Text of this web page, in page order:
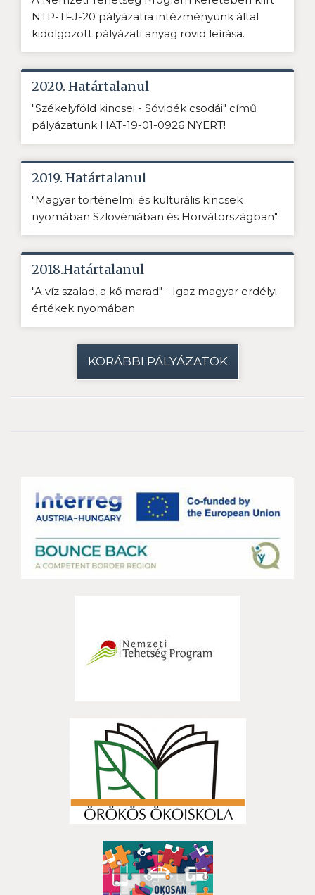
NTP-TFJ-20 pályázatra intézményünk által
kidolgozott pályázati anyag rövid leírása.
2020. Határtalanul
"Székelyföld kincsei - Sóvidék csodái" című
pályázatunk HAT-19-01-0926 NYERT!
2019. Határtalanul
"Magyar történelmi és kulturális kincsek
nyomában Szlovéniában és Horvátországban"
2018.Határtalanul
"A víz szalad, a kő marad" - Igaz magyar erdélyi
értékek nyomában
KORÁBBI PÁLYÁZATOK